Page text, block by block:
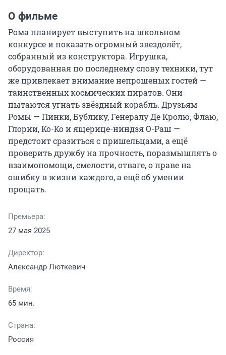
О фильме
Рома планирует выступить на школьном
конкурсе и показать огромный звездолёт,
собранный из конструктора. Игрушка,
оборудованная по последнему слову техники, тут
же привлекает внимание непрошеных гостей —
таинственных космических пиратов. Они
пытаются угнать звёздный корабль. Друзьям
Ромы — Пинки, Бублику, Генералу Де Кролю, Флаю,
Глории, Ко-Ко и ящерице-ниндзя О-Раш —
предстоит сразиться с пришельцами, а ещё
проверить дружбу на прочность, поразмышлять о
взаимопомощи, смелости, отваге, о праве на
ошибку в жизни каждого, а ещё об умении
прощать.
Премьера:
27 мая 2025
Директор:
Александр Люткевич
Время:
65 мин.
Страна:
Россия